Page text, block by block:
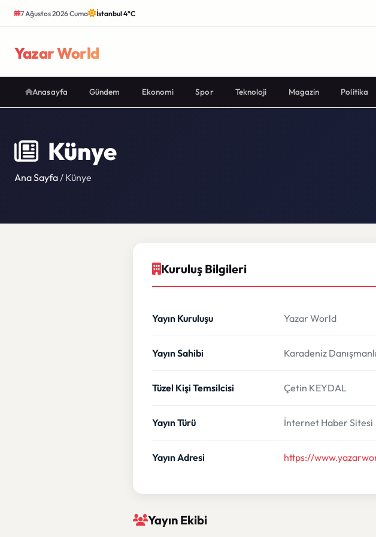
7 Ağustos 2026 Cuma İstanbul 4°C
Yazar World
Anasayfa Gündem Ekonomi Spor Teknoloji Magazin Politika
Künye
Ana Sayfa/ Künye
Kuruluş Bilgileri
Yayın Kuruluşu Yazar World
Yayın Sahibi Karadeniz
Tüzel Kişi Temsilcisi Çetin KEYDAL
Yayın Türü İnternet Haber Sitesi
Yayın Adresi https://
Yayın Ekibi